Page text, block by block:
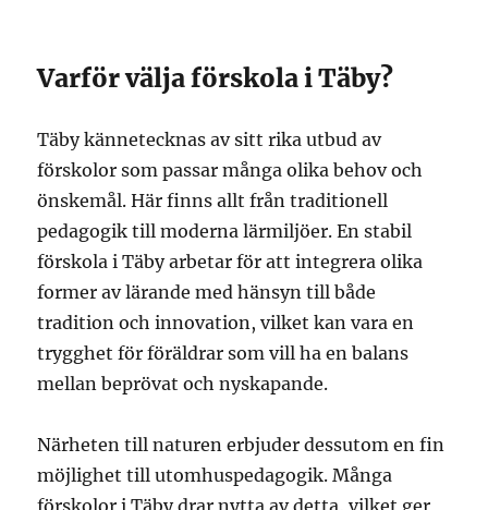
Varför välja förskola i Täby?
Täby kännetecknas av sitt rika utbud av
förskolor som passar många olika behov och
önskemål. Här finns allt från traditionell
pedagogik till moderna lärmiljöer. En stabil
förskola i Täby arbetar för att integrera olika
former av lärande med hänsyn till både
tradition och innovation, vilket kan vara en
trygghet för föräldrar som vill ha en balans
mellan beprövat och nyskapande.
Närheten till naturen erbjuder dessutom en fin
möjlighet till utomhuspedagogik. Många